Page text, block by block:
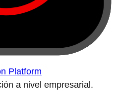
Platform
a nivel empresarial.